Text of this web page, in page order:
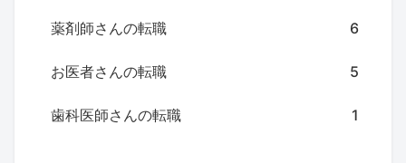
薬剤師さんの転職 6
お医者さんの転職 5
歯科医師さんの転職 1